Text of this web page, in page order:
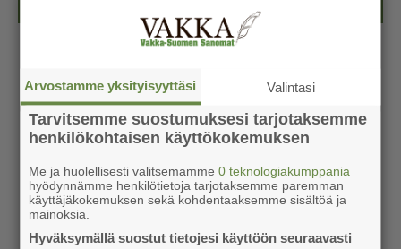
Arvostamme yksityisyyttäsi Valintasi
Tarvitsemme suostumuksesi tarjotaksemme
henkilökohtaisen käyttökokemuksen
Me ja huolellisesti valitsemamme0 teknologiakumppania
hyödynnämme henkilötietoja tarjotaksemme paremman
käyttäjäkokemuksen sekä kohdentaaksemme sisältöä ja
mainoksia.
Hyväksymällä suostut tietojesi käyttöön seuraavasti